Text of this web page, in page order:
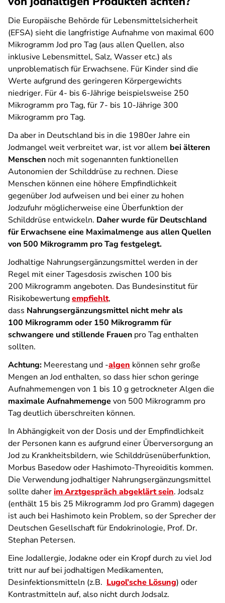
Die Europäische Behörde für Lebensmittelsicherheit
(EFSA) sieht die langfristige Aufnahme von maximal 600
Mikrogramm Jod pro Tag (aus allen Quellen, also
inklusive Lebensmittel, Salz, Wasser etc.) als
unproblematisch für Erwachsene. Für Kinder sind die
Werte aufgrund des geringeren Körpergewichts
niedriger. Für 4- bis 6-Jährige beispielsweise 250
Mikrogramm pro Tag, für 7- bis 10-Jährige 300
Mikrogramm pro Tag.
Da aber in Deutschland bis in die 1980er Jahre ein
Jodmangel weit verbreitet war, ist vor allem bei älteren
Menschen noch mit sogenannten funktionellen
Autonomien der Schilddrüse zu rechnen. Diese
Menschen können eine höhere Empfindlichkeit
gegenüber Jod aufweisen und bei einer zu hohen
Jodzufuhr möglicherweise eine Überfunktion der
Schilddrüse entwickeln. Daher wurde für Deutschland
für Erwachsene eine Maximalmenge aus allen Quellen
von 500 Mikrogramm pro Tag festgelegt.
Jodhaltige Nahrungsergänzungsmittel werden in der
Regel mit einer Tagesdosis zwischen 100 bis
200 Mikrogramm angeboten. Das Bundesinstitut für
Risikobewertungempfiehlt,
dass Nahrungsergänzungsmittel nicht mehr als
100 Mikrogramm oder 150 Mikrogramm für
schwangere und stillende Frauen pro Tag enthalten
sollten.
Achtung: Meerestang und -algen können sehr große
Mengen an Jod enthalten, so dass hier schon geringe
Aufnahmemengen von 1 bis 10 g getrockneter Algen die
maximale Aufnahmemenge von 500 Mikrogramm pro
Tag deutlich überschreiten können.
In Abhängigkeit von der Dosis und der Empfindlichkeit
der Personen kann es aufgrund einer Überversorgung an
Jod zu Krankheitsbildern, wie Schilddrüsenüberfunktion,
Morbus Basedow oder Hashimoto-Thyreoiditis kommen.
Die Verwendung jodhaltiger Nahrungsergänzungsmittel
sollte daherim Arztgespräch abgeklärt sein. Jodsalz
(enthält 15 bis 25 Mikrogramm Jod pro Gramm) dagegen
ist auch bei Hashimoto kein Problem, so der Sprecher der
Deutschen Gesellschaft für Endokrinologie, Prof. Dr.
Stephan Petersen.
Eine Jodallergie, Jodakne oder ein Kropf durch zu viel Jod
tritt nur auf bei jodhaltigen Medikamenten,
Desinfektionsmitteln (z.B. Lugol’sche Lösung) oder
Kontrastmitteln auf, also nicht durch Jodsalz.